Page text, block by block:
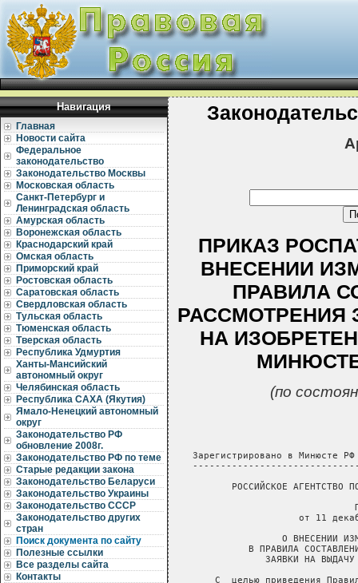
Навигация
Главная
Новости сайта
Федеральное
законодательство
Законодательство Москвы
Московская область
Санкт-Петербург и
Ленинградская область
Амурская область
Воронежская область
Краснодарский край
Омская область
Приморский край
Ростовская область
Саратовская область
Свердловская область
Тульская область
Тюменская область
Тверская область
Республика Удмуртия
Ханты-Мансийский
автономный округ
Челябинская область
Республика САХА (Якутия)
Ямало-Ненецкий автономный
округ
Законодательство РФ
обновление 2008г.
Законодательство РФ по теме
Старые редакции закона
Законодательство Беларуси
Законодательство Украины
Законодательство СССР
Законодательство других
стран
Поиск документа по сайту
Полезные ссылки
Все разделы сайта
Контакты
ПРИКАЗ
ВНЕСЕНИИ
ПРАВИЛА
РАССМОТРЕНИЯ
НА
МИНЮСТЕ
(по